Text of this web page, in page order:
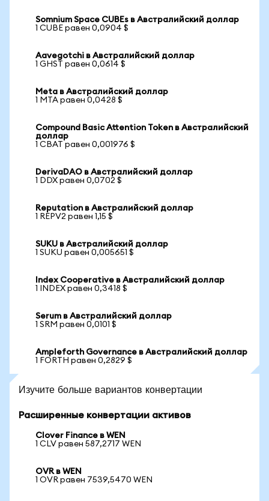
Somnium Space CUBEs в Австралийский доллар
1 CUBE равен 0,0904 $
Aavegotchi в Австралийский доллар
1 GHST равен 0,0614 $
Meta в Австралийский доллар
1 MTA равен 0,0428 $
Compound Basic Attention Token в Австралийский
доллар
1 CBAT равен 0,001976 $
DerivaDAO в Австралийский доллар
1 DDX равен 0,0702 $
Reputation в Австралийский доллар
1 REPV2 равен 1,15 $
SUKU в Австралийский доллар
1 SUKU равен 0,005651 $
Index Cooperative в Австралийский доллар
1 INDEX равен 0,3418 $
Serum в Австралийский доллар
1 SRM равен 0,0101 $
Ampleforth Governance в Австралийский доллар
1 FORTH равен 0,2829 $
Изучите больше вариантов конвертации
Расширенные конвертации активов
Clover Finance в WEN
1 CLV равен 587,2717 WEN
OVR в WEN
1 OVR равен 7539,5470 WEN